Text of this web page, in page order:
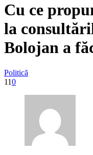
Cu ce
la
Bolojan a
Politică
110